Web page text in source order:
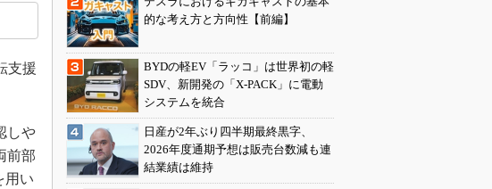
支援
しや
前部
用い
的な考え方と方向性【前編】
BYDの軽EV「ラッコ」は世界初の軽
SDV、新開発の「X-PACK」に電動
システムを統合
日産が2年ぶり四半期最終黒字、
2026年度通期予想は販売台数減も連
結業績は維持